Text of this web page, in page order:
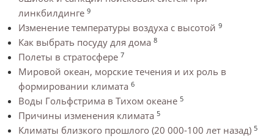
линкбилдинге 9
Изменение температуры воздуха с высотой 9
Как выбрать посуду для дома 8
Полеты в стратосфере 7
Мировой океан, морские течения и их роль в
формировании климата 6
Воды Гольфстрима в Тихом океане 5
Причины изменения климата 5
Климаты близкого прошлого (20 000-100 лет назад) 5